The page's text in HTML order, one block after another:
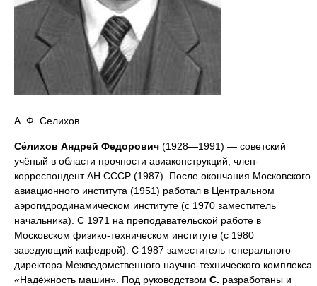
А. Ф. Селихов
Се́лихов Андрей Федорович (1928—1991) — советский
учёный в области прочности авиаконструкций, член-
корреспондент АН СССР (1987). После окончания Московского
авиационного института (1951) работал в Центральном
аэрогидродинамическом институте (с 1970 заместитель
начальника). С 1971 на преподавательской работе в
Московском физико-техническом институте (с 1980
заведующий кафедрой). С 1987 заместитель генерального
директора Межведомственного научно-технического комплекса
«Надёжность машин». Под руководством С. разработаны и